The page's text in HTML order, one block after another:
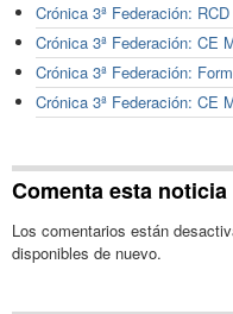
Crónica 3ª Federación:
Crónica 3ª Federación: CE
Crónica 3ª Federación:
Crónica 3ª Federación: CE
Comenta esta noticia
Los comentarios están
disponibles de nuevo.